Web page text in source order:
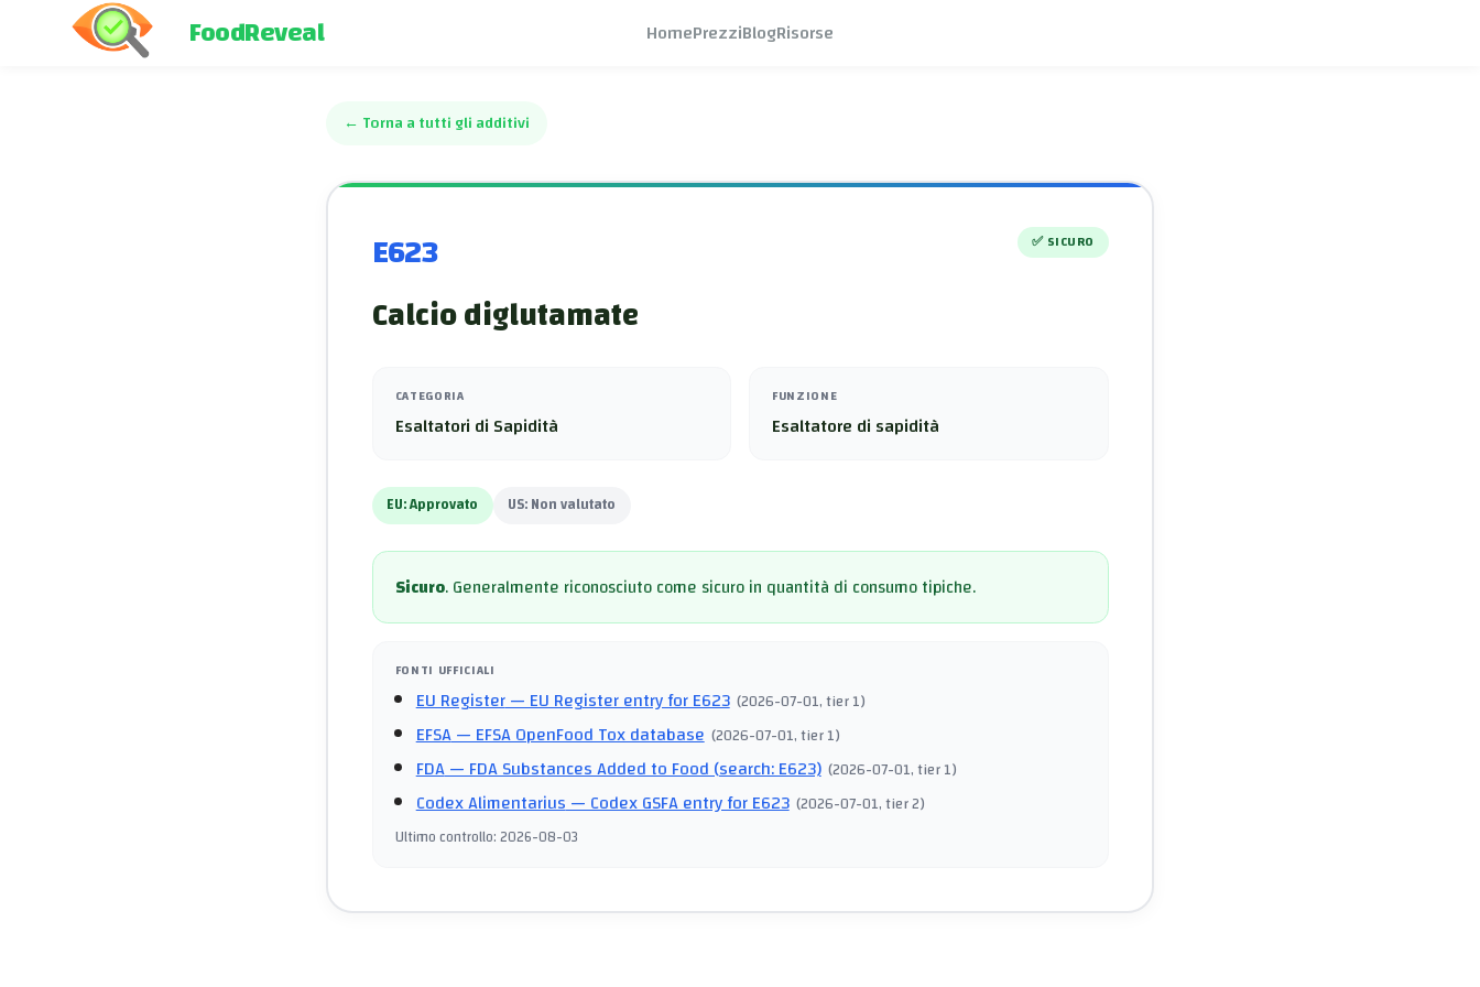
FoodReveal HomePrezziBlogRisorse
← Torna a tutti gli additivi
E623 ✅ SICURO
Calcio diglutamate
CATEGORIA
Esaltatori di Sapidità
FUNZIONE
Esaltatore di sapidità
EU:Approvato US:Non valutato
Sicuro.Generalmente riconosciuto come sicuro in quantità di consumo tipiche.
FONTI UFFICIALI
EU Register— EU Register entry for E623 (2026-07-01, tier 1)
EFSA— EFSA OpenFood Tox database (2026-07-01, tier 1)
FDA— FDA Substances Added to Food (search: E623) (2026-07-01, tier 1)
Codex Alimentarius— Codex GSFA entry for E623 (2026-07-01, tier 2)
Ultimo controllo:2026-08-03